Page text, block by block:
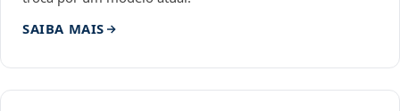
SAIBA MAIS